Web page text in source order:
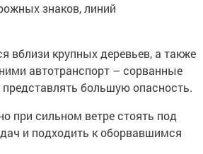
знаков, линий
вблизи крупных деревьев, а также
автотранспорт – сорванные
большую опасность.
при сильном ветре стоять под
и подходить к оборвавшимся